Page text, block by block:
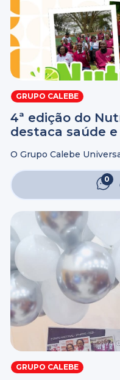
GRUPO CALEBE
4ª edição do
destaca saúde
O Grupo Calebe
promove a
alimentação e a saúde da
0
GRUPO CALEBE